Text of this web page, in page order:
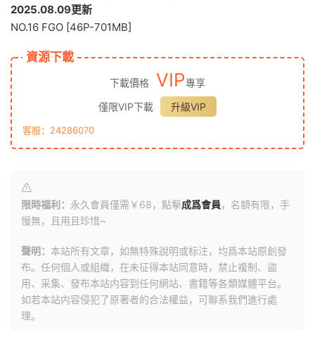
2025.08.09更新
NO.16 FGO [46P-701MB]
資源下載
下載價格 VIP專享
僅限VIP下載
升級VIP
客服：24286070
限時福利： 永久會員僅需￥68，點擊成爲會員，名額有限，手
慢無，且用且珍惜~
聲明： 本站所有文章，如無特殊說明或标注，均爲本站原創發
布。任何個人或組織，在未征得本站同意時，禁止複制、盜
用、采集、發布本站内容到任何網站、書籍等各類媒體平台。
如若本站内容侵犯了原著者的合法權益，可聯系我們進行處
理。